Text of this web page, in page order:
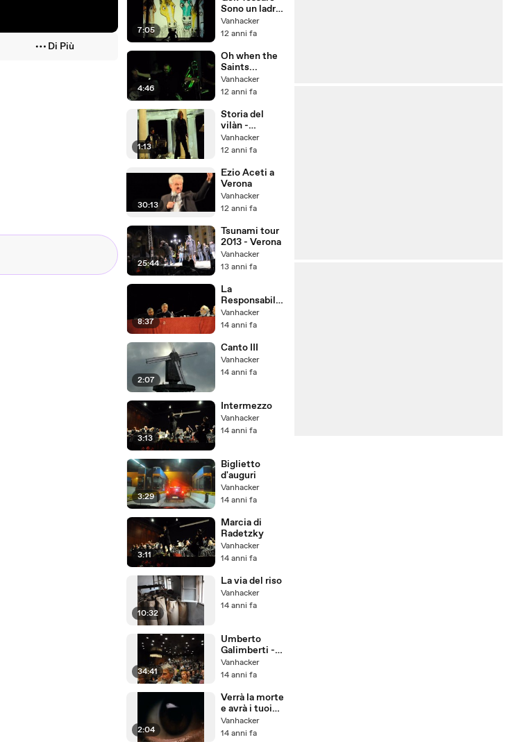
Di Più
7:05
Sono un ladro
di bestiame
felice
Vanhacker
12 anni fa
4:46
Oh when the
Saints...
Vanhacker
12 anni fa
1:13
Storia del
vilàn -
estratto
Vanhacker
12 anni fa
30:13
Ezio Aceti a
Verona
Vanhacker
12 anni fa
25:44
Tsunami tour
2013 - Verona
Vanhacker
13 anni fa
8:37
La
Responsabilit
à
Vanhacker
14 anni fa
2:07
Canto III
Vanhacker
14 anni fa
3:13
Intermezzo
Vanhacker
14 anni fa
3:29
Biglietto
d'auguri
Vanhacker
14 anni fa
3:11
Marcia di
Radetzky
Vanhacker
14 anni fa
10:32
La via del riso
Vanhacker
14 anni fa
34:41
Umberto
Galimberti -
Ricerca
scientifica e
luci e ombre
nel presente e
in un possibile
futuro.
Vanhacker
14 anni fa
2:04
Verrà la morte
e avrà i tuoi
occhi
Vanhacker
14 anni fa